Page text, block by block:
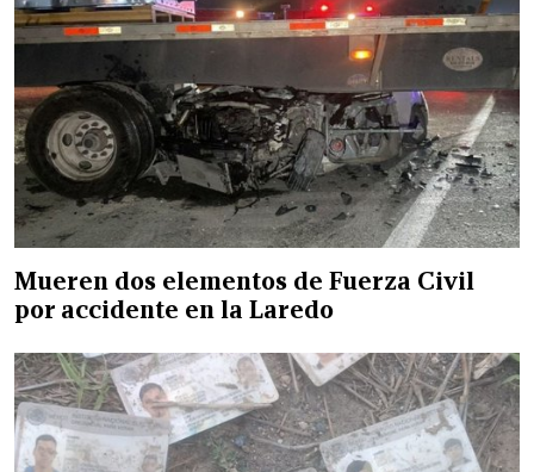
Mueren dos elementos de Fuerza Civil
por accidente en la Laredo